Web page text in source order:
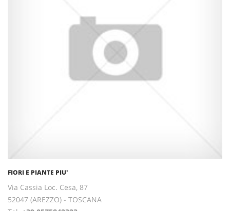
FIORI E PIANTE PIU'
Via Cassia Loc. Cesa, 87
52047 (AREZZO) - TOSCANA